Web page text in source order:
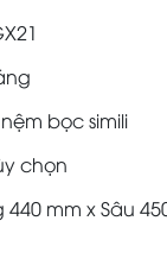
bọc simili
chọn
440 mm x Sâu